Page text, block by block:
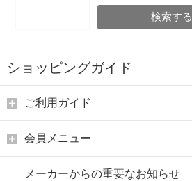
検索する
ショッピングガイド
ご利用ガイド
会員メニュー
メーカーからの重要なお知らせ